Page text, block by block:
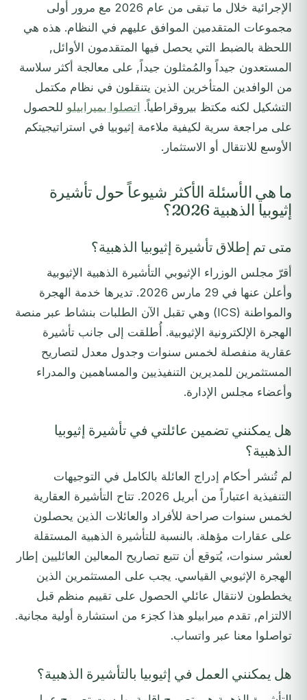
الإجرائية خلال ما تبقى من عام 2026 مع مرور أولى
مجموعات المتقدمين الموافق عليهم في النظام. هذه هي
اللحظة بالضبط التي يحصل فيها المتقدمون الأوائل,
المستعدون جيداً والمُمثلون جيداً, على معالجة أكثر سلاسة
من الوافدين المتأخرين الذين يتنقلون في نظام مكتمل
التشكيل لكنه مكتظ بيروقراطياً. اتصلوا بميرابيلو للحصول
على مراجعة سرية لكيفية ملاءمة إثيوبيا في استراتيجيتكم
الأوسع للانتقال أو الاستثمار.
ما هي الأسئلة الأكثر شيوعاً حول تأشيرة
إثيوبيا الذهبية 2026؟
متى تم إطلاق تأشيرة إثيوبيا الذهبية؟
أقرّ مجلس الوزراء الإثيوبي التأشيرة الذهبية الإثيوبية
وأعلن عنها في 29 مارس 2026. تديرها خدمة الهجرة
والمواطنة (ICS) وهي تقبل الآن الطلبات بنشاط عبر منصة
الهجرة الإلكترونية الإثيوبية. أُطلقت إلى جانب تأشيرة
عقارية منفصلة لخمس سنوات وجدول معدل لتصاريح
المستثمرين للمديرين التنفيذيين والمساهمين والمدراء
وأعضاء مجلس الإدارة.
هل يمكنني تضمين عائلتي في تأشيرة إثيوبيا
الذهبية؟
لم تُنشر أحكام إدراج العائلة بالكامل في التوجيهات
التنفيذية اعتباراً من أبريل 2026. تتاح التأشيرة العقارية
لخمس سنوات صراحة للأفراد والعائلات الذين يحصلون
على عقارات مؤهلة. بالنسبة للتأشيرة الذهبية المستقلة
لعشر سنوات، يُتوقع أن تتبع تصاريح المعالين العائليين إطار
الهجرة الإثيوبي القياسي. يجب على المستثمرين الذين
يخططون لانتقال عائلي الحصول على تقييم منظم قبل
الالتزام, تقدم ميرابيلو هذا كجزء من استشارة أولية مجانية.
تواصلوا معنا عبر واتساب.
هل يمكنني العمل في إثيوبيا بالتأشيرة الذهبية؟